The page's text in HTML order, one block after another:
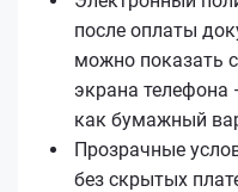
после оплаты
можно показать
экрана телефона
как бумажный
Прозрачные
без скрытых